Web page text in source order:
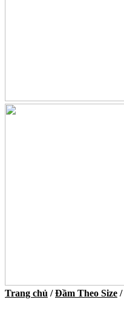
Trang chủ / Đầm Theo Size /